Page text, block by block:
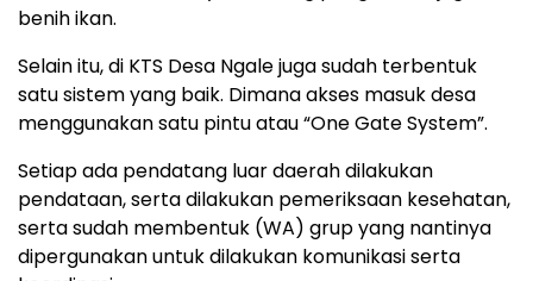
benih ikan.
Selain itu, di KTS Desa Ngale juga sudah terbentuk
satu sistem yang baik. Dimana akses masuk desa
menggunakan satu pintu atau “One Gate System”.
Setiap ada pendatang luar daerah dilakukan
pendataan, serta dilakukan pemeriksaan kesehatan,
serta sudah membentuk (WA) grup yang nantinya
dipergunakan untuk dilakukan komunikasi serta